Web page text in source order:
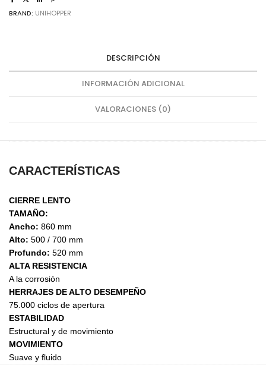
BRAND: UNIHOPPER
DESCRIPCIÓN
INFORMACIÓN ADICIONAL
VALORACIONES (0)
CARACTERÍSTICAS
CIERRE LENTO
TAMAÑO:
Ancho: 860 mm
Alto: 500 / 700 mm
Profundo: 520 mm
ALTA RESISTENCIA
A la corrosión
HERRAJES DE ALTO DESEMPEÑO
75.000 ciclos de apertura
ESTABILIDAD
Estructural y de movimiento
MOVIMIENTO
Suave y fluido